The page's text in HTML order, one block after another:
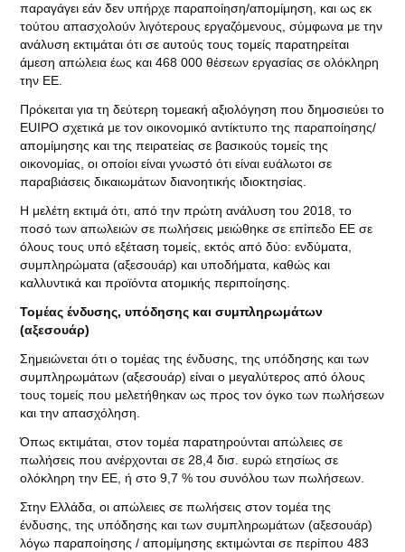
παραγάγει εάν δεν υπήρχε παραποίηση/απομίμηση, και ως εκ
τούτου απασχολούν λιγότερους εργαζόμενους, σύμφωνα με την
ανάλυση εκτιμάται ότι σε αυτούς τους τομείς παρατηρείται
άμεση απώλεια έως και 468 000 θέσεων εργασίας σε ολόκληρη
την ΕΕ.
Πρόκειται για τη δεύτερη τομεακή αξιολόγηση που δημοσιεύει το
EUIPO σχετικά με τον οικονομικό αντίκτυπο της παραποίησης/
απομίμησης και της πειρατείας σε βασικούς τομείς της
οικονομίας, οι οποίοι είναι γνωστό ότι είναι ευάλωτοι σε
παραβιάσεις δικαιωμάτων διανοητικής ιδιοκτησίας.
Η μελέτη εκτιμά ότι, από την πρώτη ανάλυση του 2018, το
ποσό των απωλειών σε πωλήσεις μειώθηκε σε επίπεδο ΕΕ σε
όλους τους υπό εξέταση τομείς, εκτός από δύο: ενδύματα,
συμπληρώματα (αξεσουάρ) και υποδήματα, καθώς και
καλλυντικά και προϊόντα ατομικής περιποίησης.
Τομέας ένδυσης, υπόδησης και συμπληρωμάτων
(αξεσουάρ)
Σημειώνεται ότι ο τομέας της ένδυσης, της υπόδησης και των
συμπληρωμάτων (αξεσουάρ) είναι ο μεγαλύτερος από όλους
τους τομείς που μελετήθηκαν ως προς τον όγκο των πωλήσεων
και την απασχόληση.
Όπως εκτιμάται, στον τομέα παρατηρούνται απώλειες σε
πωλήσεις που ανέρχονται σε 28,4 δισ. ευρώ ετησίως σε
ολόκληρη την ΕΕ, ή στο 9,7 % του συνόλου των πωλήσεων.
Στην Ελλάδα, οι απώλειες σε πωλήσεις στον τομέα της
ένδυσης, της υπόδησης και των συμπληρωμάτων (αξεσουάρ)
λόγω παραποίησης / απομίμησης εκτιμώνται σε περίπου 483